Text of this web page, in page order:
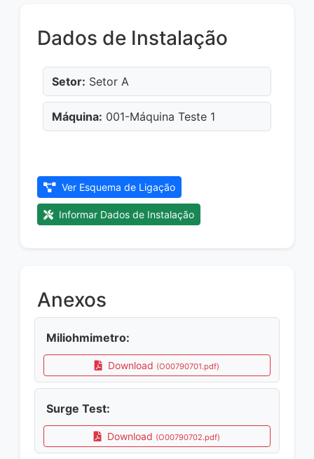
Dados de Instalação
Setor: Setor A
Máquina: 001-Máquina Teste 1
Ver Esquema de Ligação
Informar Dados de Instalação
Anexos
Miliohmimetro:
Download (O00790701.pdf)
Surge Test:
Download (O00790702.pdf)